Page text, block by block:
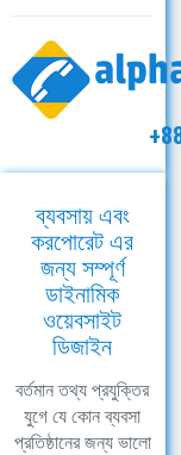
ব্যবসায় এবং
করপোরেট এর
জন্য সম্পূর্ণ
ডাইনামিক
ওয়েবসাইট
ডিজাইন
বর্তমান তথ্য প্রযুক্তির
যুগে যে কোন ব্যবসা
প্রতিষ্ঠানের জন্য ভালো